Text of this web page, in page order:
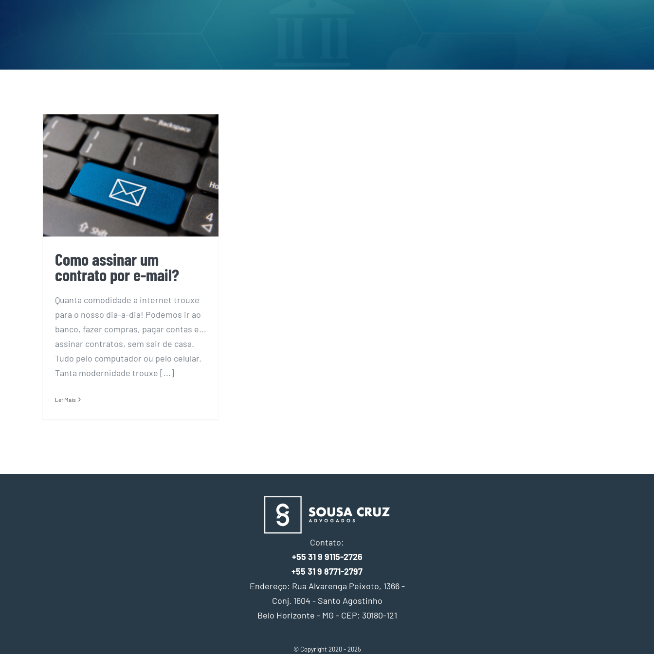
Como assinar um contrato
por e-mail?
Como assinar um
contrato por e-mail?
Quanta comodidade a internet trouxe
para o nosso dia-a-dia! Podemos ir ao
banco, fazer compras, pagar contas e...
assinar contratos, sem sair de casa.
Tudo pelo computador ou pelo celular.
Tanta modernidade trouxe [...]
Ler Mais
Contato:
+55 31 9 9115-2726
+55 31 9 8771-2797
Endereço: Rua Alvarenga Peixoto, 1366 -
Conj. 1604 - Santo Agostinho
Belo Horizonte - MG - CEP: 30180-121
© Copyright 2020 - 2025